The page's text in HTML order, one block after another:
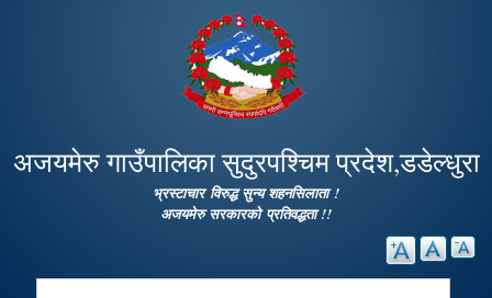
main
content
अजयमेरु गाउँपालिका सुदुरपश्चिम प्रदेश,डडेल्धुरा
भ्रस्टाचार विरुद्ध सुन्य शहनसिलाता !
अजयमेरु सरकारको प्रतिवद्धता !!
Search